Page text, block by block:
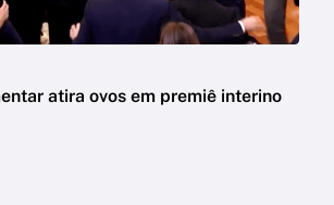
atira ovos em premiê interino